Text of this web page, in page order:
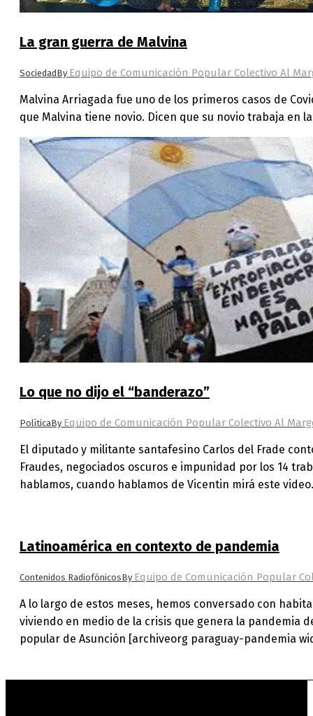
La gran guerra de Malvina
SociedadBy Equipo de Comunicación Popular Colectivo Al
Malvina Arriagada fue uno de los primeros casos de
que Malvina tiene novio. Dicen que su novio trabaja en
Lo que no dijo el “banderazo”
PolíticaBy Equipo de Comunicación Popular Colectivo Al
El diputado y militante santafesino Carlos del Frade
Fraudes, negociados oscuros e impunidad por los 14
hablamos, cuando hablamos de Vicentin mirá este
Latinoamérica en contexto de pandemia
Contenidos RadiofónicosBy Equipo de Comunicación Popular
A lo largo de estos meses, hemos conversado con
viviendo en medio de la crisis que genera la pandemia
popular de Asunción [archiveorg paraguay-pandemia